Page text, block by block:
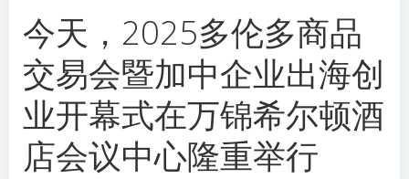
今天，2025多伦多商品
交易会暨加中企业出海创
业开幕式在万锦希尔顿酒
店会议中心隆重举行